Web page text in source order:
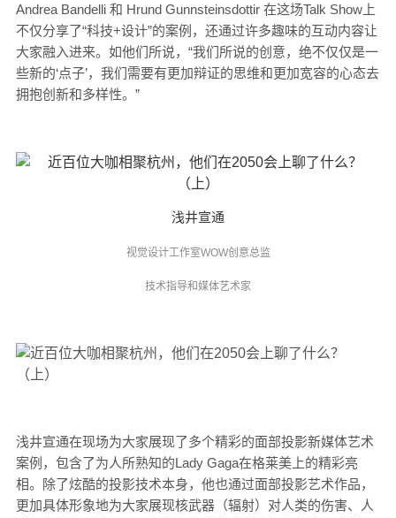
Andrea Bandelli 和 Hrund Gunnsteinsdottir 在这场Talk Show上
不仅分享了“科技+设计”的案例，还通过许多趣味的互动内容让
大家融入进来。如他们所说 ，“我们所说的创意，绝不仅仅是一
些新的‘点子’，我们需要有更加辩证的思维和更加宽容的心态去
拥抱创新和多样性。”
浅井宣通
视觉设计工作室WOW创意总监
技术指导和媒体艺术家
浅井宣通在现场为大家展现了多个精彩的面部投影新媒体艺术
案例，包含了为人所熟知的Lady Gaga在格莱美上的精彩亮
相。除了炫酷的投影技术本身，他也通过面部投影艺术作品，
更加具体形象地为大家展现核武器（辐射）对人类的伤害、人